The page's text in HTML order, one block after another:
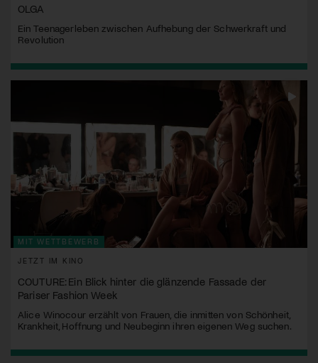
OLGA
Ein Teenagerleben zwischen Aufhebung der Schwerkraft und
Revolution
MIT WETTBEWERB
JETZT IM KINO
COUTURE: Ein Blick hinter die glänzende Fassade der
Pariser Fashion Week
Alice Winocour erzählt von Frauen, die inmitten von Schönheit,
Krankheit, Hoffnung und Neubeginn ihren eigenen Weg suchen.